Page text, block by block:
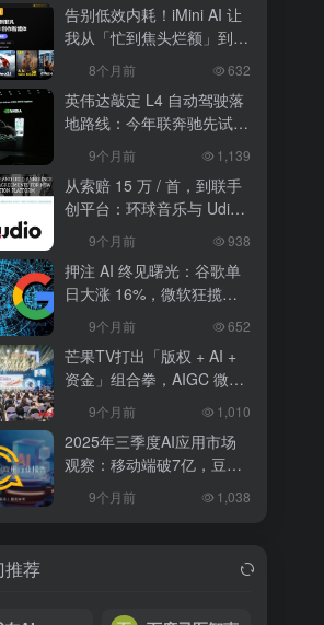
告别低效内耗！iMini AI 让
我从「忙到焦头烂额」到
「下班准时打卡」
8个月前 632
英伟达敲定 L4 自动驾驶落
地路线：今年联奔驰先试
水，2027 年 10 万辆无人
出租上路
9个月前 1,139
从索赔 15 万 / 首，到联手
创平台：环球音乐与 Udio
和解，改写 AI 音乐行业规
9个月前 938
押注 AI 终见曙光：谷歌单
日大涨 16%，微软狂揽
18%，科技巨头的 “苦熬与
9个月前 652
芒果TV打出「版权 + AI +
资金」组合拳，AIGC 微短
剧行业将迎洗牌？
9个月前 1,010
2025年三季度AI应用市场
观察：移动端破7亿，豆包
异军突起
9个月前 1,038
推荐